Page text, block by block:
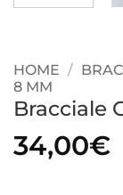
HOME /
8 MM
Bracciale
34,00€